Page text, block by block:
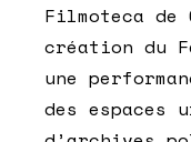
Filmoteca
création du
une
des espaces